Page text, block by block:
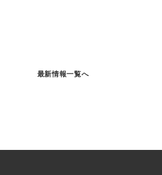
最新情報一覧へ